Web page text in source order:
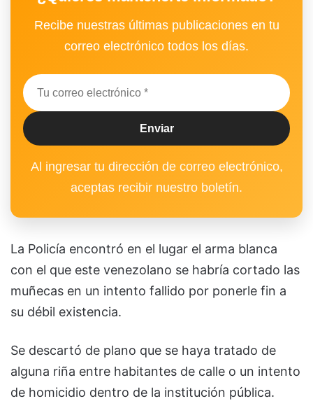
Recibe nuestras últimas publicaciones en tu
correo electrónico todos los días.
Al ingresar tu dirección de correo electrónico,
aceptas recibir nuestro boletín.
La Policía encontró en el lugar el arma blanca
con el que este venezolano se habría cortado las
muñecas en un intento fallido por ponerle fin a
su débil existencia.
Se descartó de plano que se haya tratado de
alguna riña entre habitantes de calle o un intento
de homicidio dentro de la institución pública.